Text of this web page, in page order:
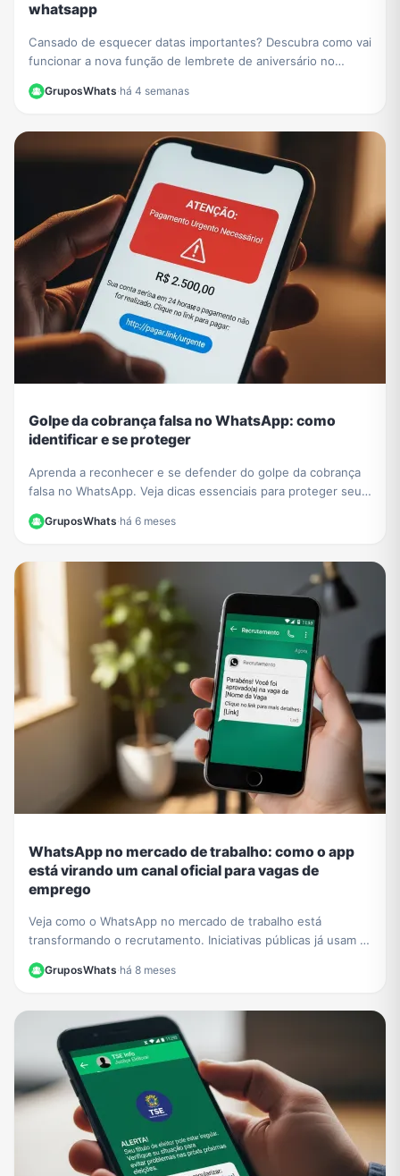
whatsapp
Cansado de esquecer datas importantes? Descubra como vai
funcionar a nova função de lembrete de aniversário no
GruposWhats·há 4 semanas
Golpe da cobrança falsa no WhatsApp: como
identificar e se proteger
Aprenda a reconhecer e se defender do golpe da cobrança
falsa no WhatsApp. Veja dicas essenciais para proteger seus
GruposWhats·há 6 meses
WhatsApp no mercado de trabalho: como o app
está virando um canal oficial para vagas de
emprego
Veja como o WhatsApp no mercado de trabalho está
transformando o recrutamento. Iniciativas públicas já usam o
app para conectar empresas e candidatos.
GruposWhats·há 8 meses